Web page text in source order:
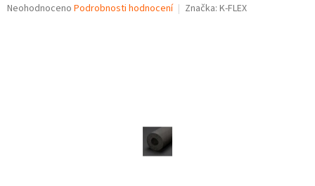
Průměrné
Neohodnoceno Podrobnosti hodnocení Značka: K-FLEX